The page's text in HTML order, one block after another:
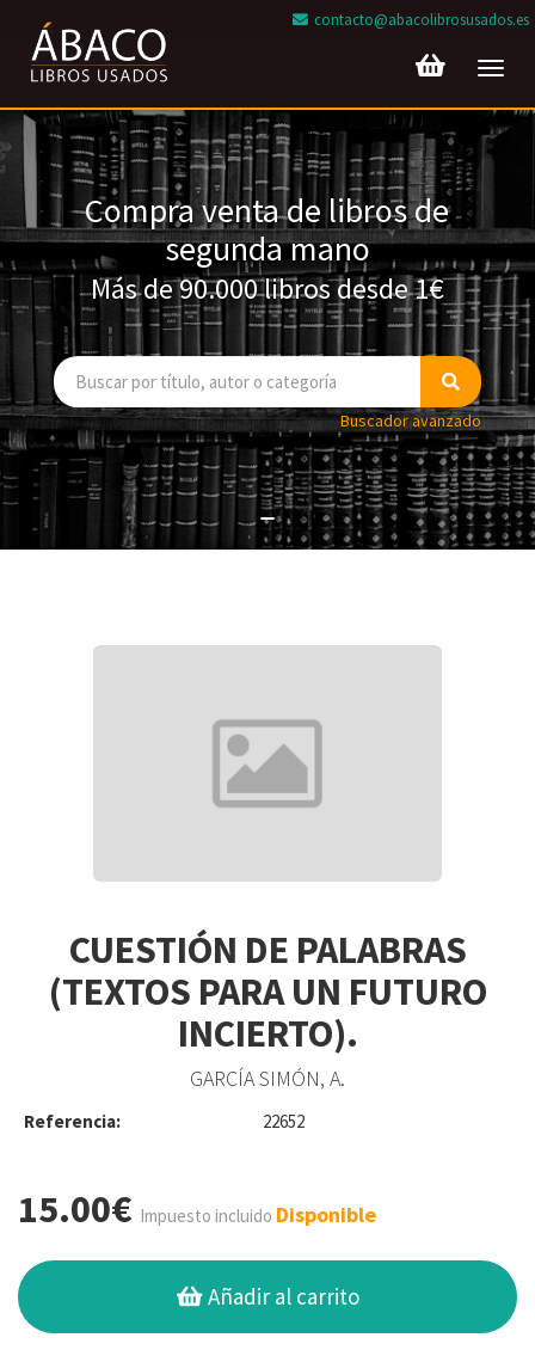
contacto@abacolibrosusados.es
Compra venta de libros de
segunda mano
Más de 90.000 libros desde 1€
Buscador avanzado
CUESTIÓN DE PALABRAS
(TEXTOS PARA UN FUTURO
INCIERTO).
GARCÍA SIMÓN, A.
Referencia: 22652
15.00€ Impuesto incluido Disponible
Añadir al carrito